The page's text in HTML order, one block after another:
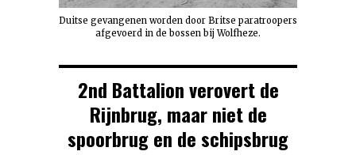
Duitse gevangenen worden door Britse paratroopers
afgevoerd in de bossen bij Wolfheze.
2nd Battalion verovert de
Rijnbrug, maar niet de
spoorbrug en de schipsbrug